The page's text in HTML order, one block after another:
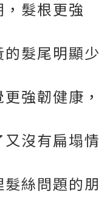
髮根更強
髮尾明顯少
強韌健康，
沒有扁塌情
絲問題的朋